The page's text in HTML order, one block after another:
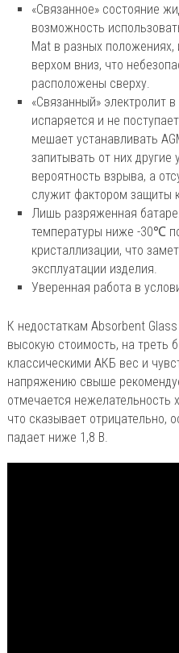
«Связанное» состояние
возможность
Mat в разных
верхом вниз, что
расположены сверху.
«Связанный» электролит
испаряется и не
мешает устанавливать
запитывать от них другие
вероятность взрыва, а
служит фактором защиты
Лишь разряженная
температуры ниже -30℃
кристаллизации, что
эксплуатации изделия.
Уверенная работа в
К недостаткам Absorbent
высокую стоимость, на треть
классическими АКБ вес и
напряжению свыше
отмечается нежелательность
что сказывает отрицательно,
падает ниже 1,8 В.